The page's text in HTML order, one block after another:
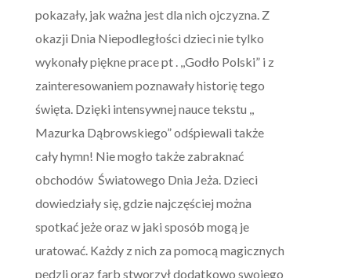
pokazały, jak ważna jest dla nich ojczyzna. Z
okazji Dnia Niepodległości dzieci nie tylko
wykonały piękne prace pt . ,,Godło Polski” i z
zainteresowaniem poznawały historię tego
święta. Dzięki intensywnej nauce tekstu ,,
Mazurka Dąbrowskiego” odśpiewali także
cały hymn! Nie mogło także zabraknać
obchodów Światowego Dnia Jeża. Dzieci
dowiedziały się, gdzie najczęściej można
spotkać jeże oraz w jaki sposób mogą je
uratować. Każdy z nich za pomocą magicznych
pędzli oraz farb stworzył dodatkowo swojego